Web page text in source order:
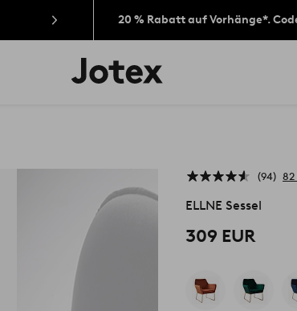
20 % Rabatt auf Vorhänge*.
Jotex-
Logo
94 82
ELLNE Sessel
309 EUR